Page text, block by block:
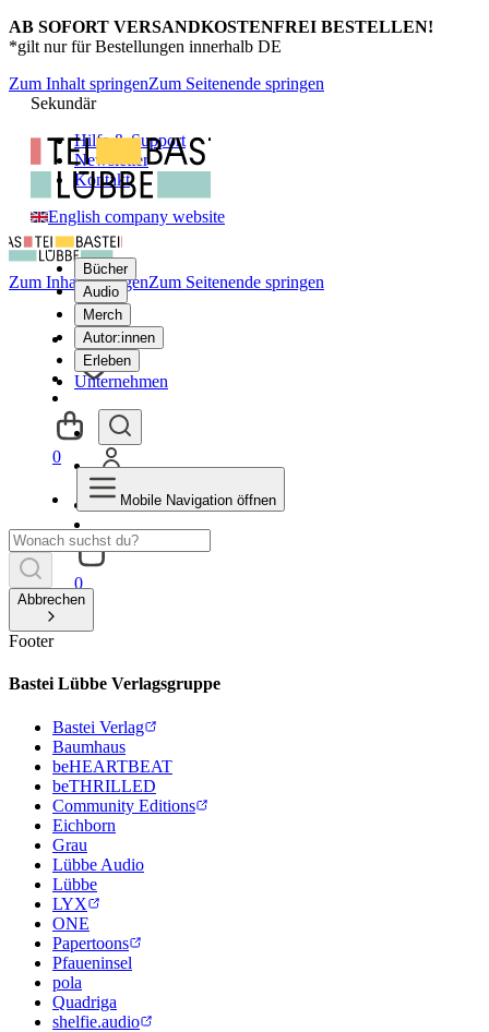
AB SOFORT VERSANDKOSTENFREI BESTELLEN!
*gilt nur für Bestellungen innerhalb DE
Zum Inhalt springenZum Seitenende springen
Sekundär
Hilfe & Support
Newsletter
Kontakt
English company website
Bücher
Audio
Merch
Autor:innen
Erleben
Unternehmen
0
Zum Inhalt springenZum Seitenende springen
0
Mobile Navigation öffnen
Abbrechen
Footer
Bastei Lübbe Verlagsgruppe
Bastei Verlag
Baumhaus
beHEARTBEAT
beTHRILLED
Community Editions
Eichborn
Grau
Lübbe Audio
Lübbe
LYX
ONE
Papertoons
Pfaueninsel
pola
Quadriga
shelfie.audio